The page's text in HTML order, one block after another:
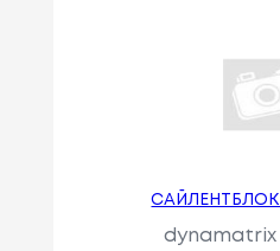
dynamatrix